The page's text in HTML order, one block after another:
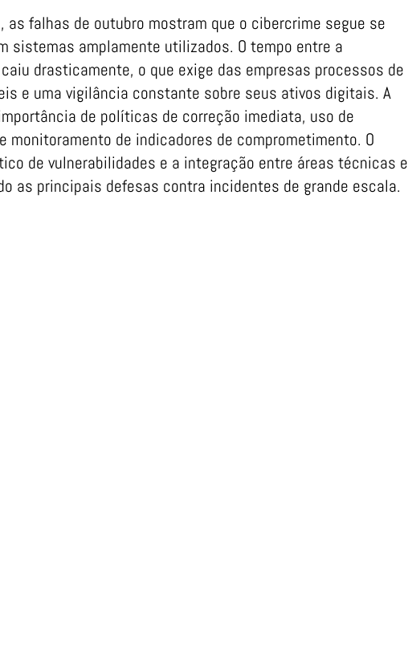
as falhas de outubro mostram que o cibercrime segue se
sistemas amplamente utilizados. O tempo entre a
drasticamente, o que exige das empresas processos de
e uma vigilância constante sobre seus ativos digitais. A
de políticas de correção imediata, uso de
de indicadores de comprometimento. O
de vulnerabilidades e a integração entre áreas técnicas e
as principais defesas contra incidentes de grande escala.